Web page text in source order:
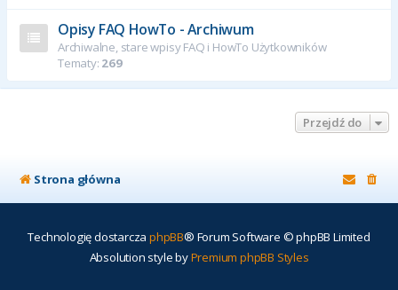
Opisy FAQ HowTo - Archiwum
Archiwalne, stare wpisy FAQ i HowTo Użytkowników
Tematy: 269
Przejdź do
Strona główna
Technologię dostarcza phpBB® Forum Software © phpBB Limited
Absolution style byPremium phpBB Styles